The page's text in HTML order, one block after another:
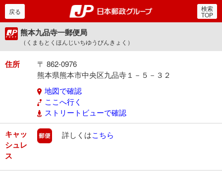
郵便局・日本郵政グルー
戻る 検索
TOP
熊本九品寺一郵便局
（くまもとくほんじいちゆうびんきょく）
住所
〒 862-0976
熊本県熊本市中央区九品寺１－５－３２
地図で確認
ここへ行く
ストリートビューで確認
キャッ
シュレ
ス
郵便
詳しくはこちら